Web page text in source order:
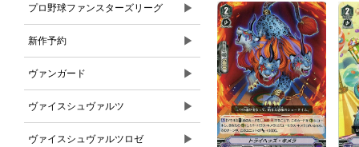
プロ野球ファンスターズリーグ ▶
新作予約 ▶
ヴァンガード ▶
ヴァイスシュヴァルツ ▶
ヴァイスシュヴァルツロゼ ▶